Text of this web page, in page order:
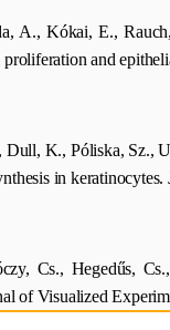
A., Kókai, E.,
and
K., Póliska, Sz.,
in
Cs., Hegedűs,
of Visualized